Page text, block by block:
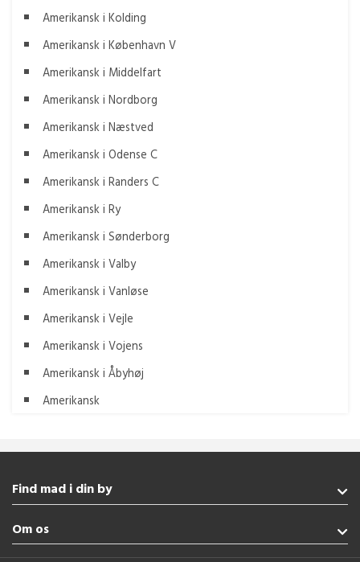
Amerikansk i Kolding
Amerikansk i København V
Amerikansk i Middelfart
Amerikansk i Nordborg
Amerikansk i Næstved
Amerikansk i Odense C
Amerikansk i Randers C
Amerikansk i Ry
Amerikansk i Sønderborg
Amerikansk i Valby
Amerikansk i Vanløse
Amerikansk i Vejle
Amerikansk i Vojens
Amerikansk i Åbyhøj
Amerikansk
Find mad i din by
Fredericia
Gråsten
Om os